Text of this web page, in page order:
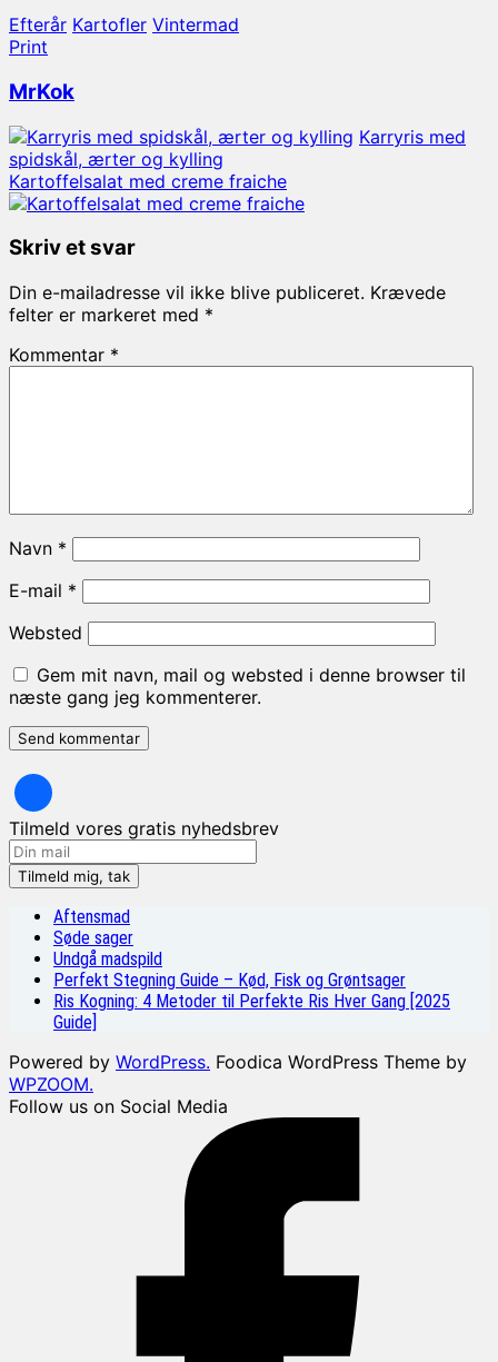
Efterår Kartofler Vintermad
Print
MrKok
Karryris med
spidskål, ærter og kylling
Kartoffelsalat med creme fraiche
Skriv et svar
Din e-mailadresse vil ikke blive publiceret. Krævede
felter er markeret med *
Kommentar *
Navn *
E-mail *
Websted
Gem mit navn, mail og websted i denne browser til
næste gang jeg kommenterer.
Tilmeld vores gratis nyhedsbrev
Aftensmad
Søde sager
Undgå madspild
Perfekt Stegning Guide – Kød, Fisk og Grøntsager
Ris Kogning: 4 Metoder til Perfekte Ris Hver Gang [2025
Guide]
Powered by WordPress. Foodica WordPress Theme by
WPZOOM.
Follow us on Social Media